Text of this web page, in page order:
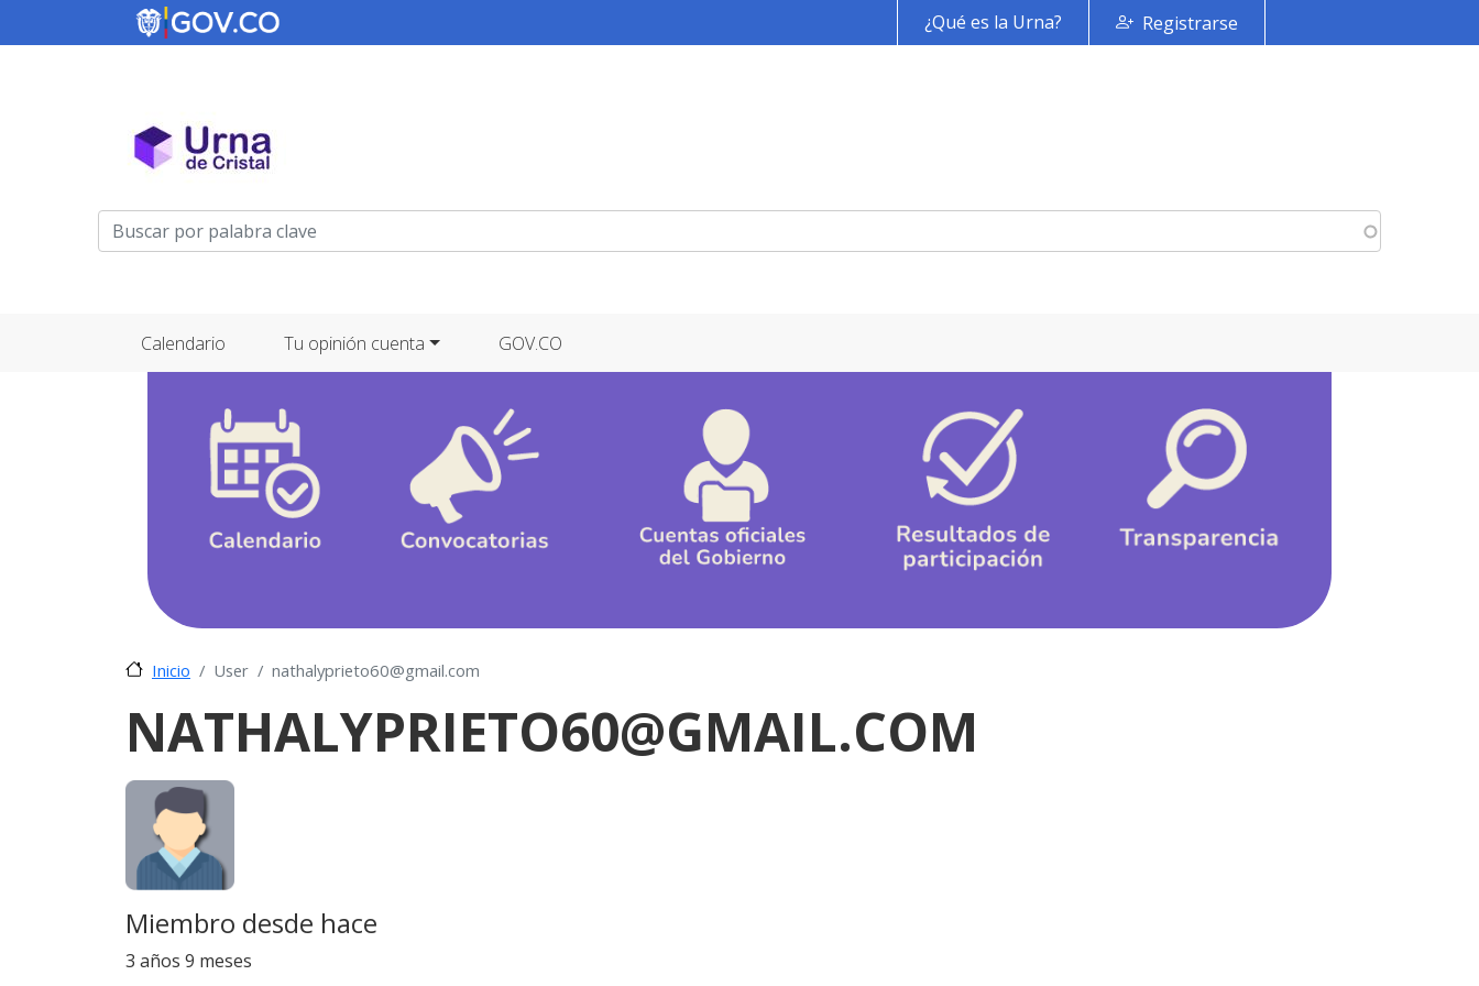
Pasar al contenido principal
Menú de cuenta de usuario
¿Qué es la Urna? Registrarse
Calendario
Tu opinión cuenta GOV.CO
Inicio User nathalyprieto60@gmail.com
NATHALYPRIETO60@GMAIL.COM
Miembro desde hace
3 años 9 meses